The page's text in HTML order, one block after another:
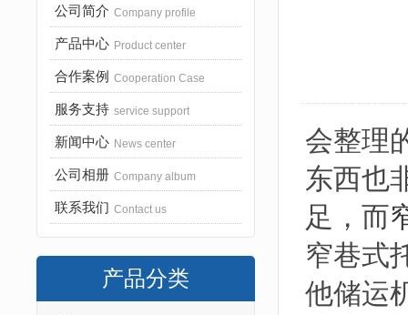
公司简介 Company profile
产品中心 Product center
合作案例 Cooperation Case
服务支持 service support
新闻中心 News center
公司相册 Company album
联系我们 Contact us
产品分类
会整理
东西也
足，而
窄巷式
他储运